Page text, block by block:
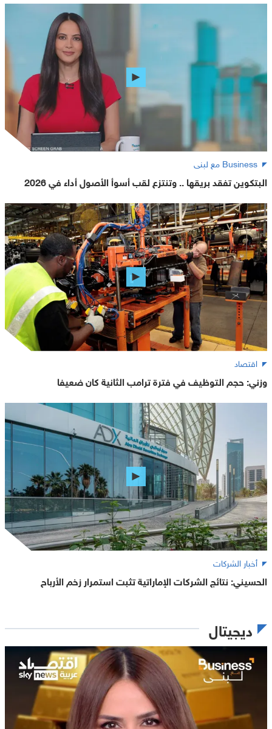
Business مع لبنى
البتكوين تفقد بريقها .. وتنتزع لقب أسوأ الأصول أداء في 2026
اقتصاد
وزني: حجم التوظيف في فترة ترامب الثانية كان ضعيفا
أخبار الشركات
الحسيني: نتائج الشركات الإماراتية تثبت استمرار زخم الأرباح
ديجيتال